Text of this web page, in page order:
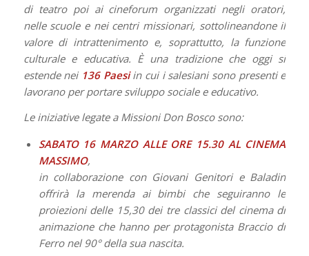
di teatro poi ai cineforum organizzati negli oratori,
nelle scuole e nei centri missionari, sottolineandone il
valore di intrattenimento e, soprattutto, la funzione
culturale e educativa. È una tradizione che oggi si
estende nei 136 Paesiin cui i salesiani sono presenti e
lavorano per portare sviluppo sociale e educativo.
Le iniziative legate a Missioni Don Bosco sono:
SABATO 16 MARZO ALLE ORE 15.30 AL CINEMA
MASSIMO,
in collaborazione con Giovani Genitori e Baladin
offrirà la merenda ai bimbi che seguiranno le
proiezioni delle 15,30 dei tre classici del cinema di
animazione che hanno per protagonista Braccio di
Ferro nel 90° della sua nascita.